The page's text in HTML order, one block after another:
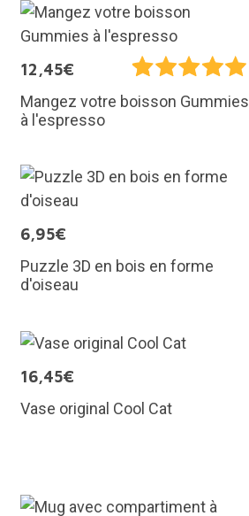
12,45€
Mangez votre boisson Gummies
à l'espresso
6,95€
Puzzle 3D en bois en forme
d'oiseau
16,45€
Vase original Cool Cat